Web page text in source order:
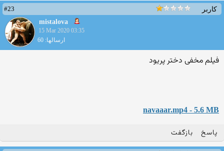
کاربر
#23
mistalova
15 Mar 2020 03:35
ارسالها: 60
فیلم مخفی دختر پریود
navaaar.mp4 - 5.6 MB
پاسخ بازگفت